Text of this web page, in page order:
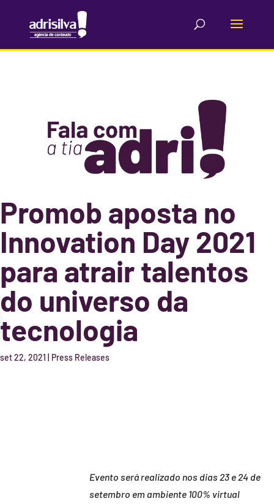
Promob aposta no
Innovation Day 2021
para atrair talentos
do universo da
tecnologia
set 22, 2021 Press Releases
Evento será realizado nos dias 23 e 24 de
setembro em ambiente 100% virtual